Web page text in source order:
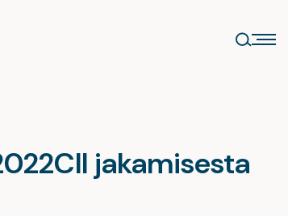
jakamisesta